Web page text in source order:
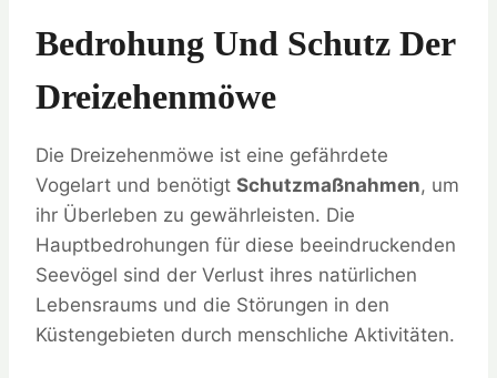
Bedrohung Und Schutz Der
Dreizehenmöwe
Die Dreizehenmöwe ist eine gefährdete
Vogelart und benötigt Schutzmaßnahmen, um
ihr Überleben zu gewährleisten. Die
Hauptbedrohungen für diese beeindruckenden
Seevögel sind der Verlust ihres natürlichen
Lebensraums und die Störungen in den
Küstengebieten durch menschliche Aktivitäten.